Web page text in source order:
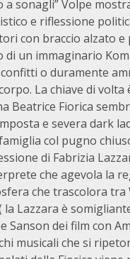
sonagli” Volpe
e riflessione
con braccio alzato e
di un immaginario
o duramente
La chiave di volta
Beatrice Fiorica
e severa dark
col pugno
di Fabrizia
che agevola la
che trascolora tra
Lazzara è
Sanson dei film con
musicali che si